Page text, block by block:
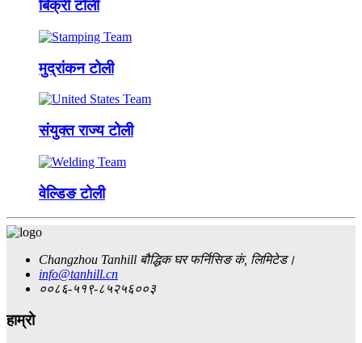
बिक्री टोली
मुद्रांकन टोली
संयुक्त राज्य टोली
वेल्डिङ टोली
Changzhou Tanhill बौद्धिक घर फर्निसिङ कं, लिमिटेड।
info@tanhill.cn
००८६-५१९-८५२५६००३
हाम्रो